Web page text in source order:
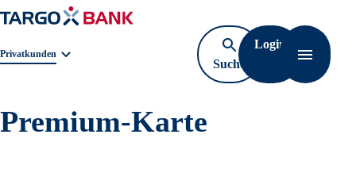
Geschäftsbereichnavigation. Aktuelle Auswahl:
Privatkunden
Suche
öffnen
Login
Premium-Karte